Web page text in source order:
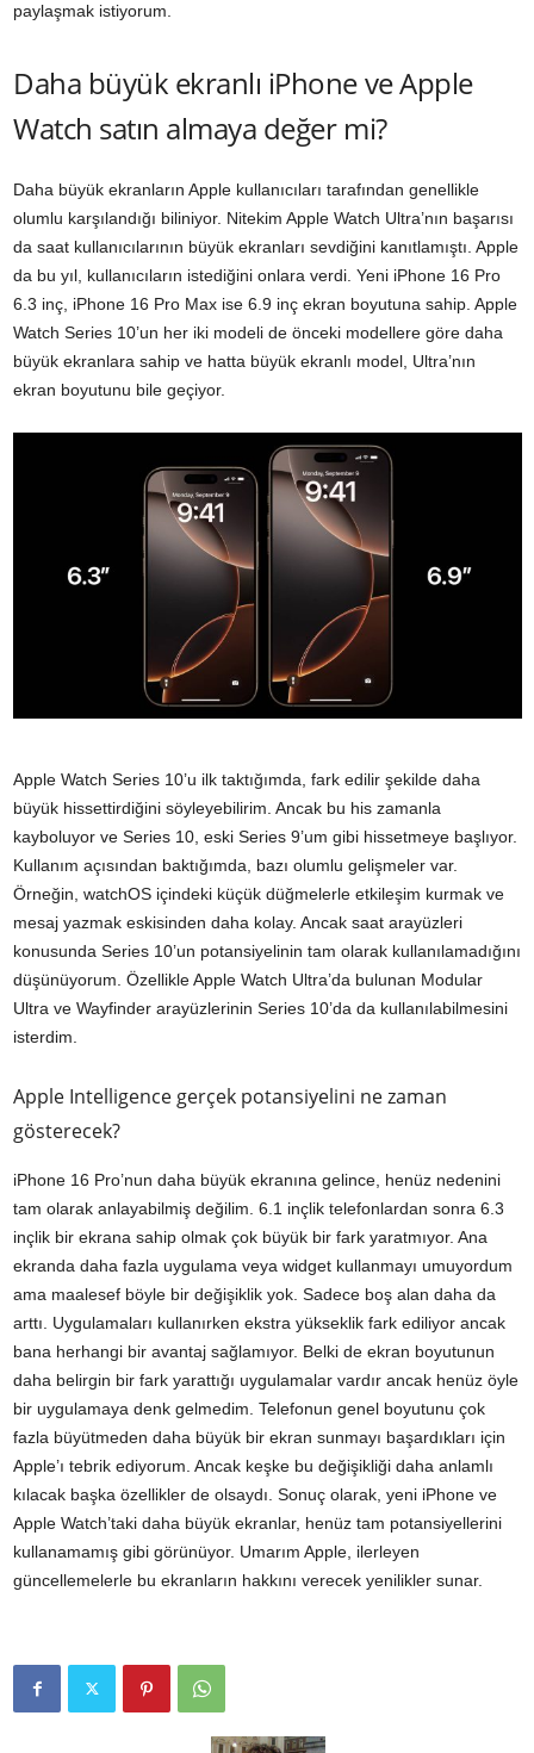
paylaşmak istiyorum.
Daha büyük ekranlı iPhone ve Apple
Watch satın almaya değer mi?
Daha büyük ekranların Apple kullanıcıları tarafından genellikle
olumlu karşılandığı biliniyor. Nitekim Apple Watch Ultra’nın başarısı
da saat kullanıcılarının büyük ekranları sevdiğini kanıtlamıştı. Apple
da bu yıl, kullanıcıların istediğini onlara verdi. Yeni iPhone 16 Pro
6.3 inç, iPhone 16 Pro Max ise 6.9 inç ekran boyutuna sahip. Apple
Watch Series 10’un her iki modeli de önceki modellere göre daha
büyük ekranlara sahip ve hatta büyük ekranlı model, Ultra’nın
ekran boyutunu bile geçiyor.
Apple Watch Series 10’u ilk taktığımda, fark edilir şekilde daha
büyük hissettirdiğini söyleyebilirim. Ancak bu his zamanla
kayboluyor ve Series 10, eski Series 9’um gibi hissetmeye başlıyor.
Kullanım açısından baktığımda, bazı olumlu gelişmeler var.
Örneğin, watchOS içindeki küçük düğmelerle etkileşim kurmak ve
mesaj yazmak eskisinden daha kolay. Ancak saat arayüzleri
konusunda Series 10’un potansiyelinin tam olarak kullanılamadığını
düşünüyorum. Özellikle Apple Watch Ultra’da bulunan Modular
Ultra ve Wayfinder arayüzlerinin Series 10’da da kullanılabilmesini
isterdim.
Apple Intelligence gerçek potansiyelini ne zaman
gösterecek?
iPhone 16 Pro’nun daha büyük ekranına gelince, henüz nedenini
tam olarak anlayabilmiş değilim. 6.1 inçlik telefonlardan sonra 6.3
inçlik bir ekrana sahip olmak çok büyük bir fark yaratmıyor. Ana
ekranda daha fazla uygulama veya widget kullanmayı umuyordum
ama maalesef böyle bir değişiklik yok. Sadece boş alan daha da
arttı. Uygulamaları kullanırken ekstra yükseklik fark ediliyor ancak
bana herhangi bir avantaj sağlamıyor. Belki de ekran boyutunun
daha belirgin bir fark yarattığı uygulamalar vardır ancak henüz öyle
bir uygulamaya denk gelmedim. Telefonun genel boyutunu çok
fazla büyütmeden daha büyük bir ekran sunmayı başardıkları için
Apple’ı tebrik ediyorum. Ancak keşke bu değişikliği daha anlamlı
kılacak başka özellikler de olsaydı. Sonuç olarak, yeni iPhone ve
Apple Watch’taki daha büyük ekranlar, henüz tam potansiyellerini
kullanamamış gibi görünüyor. Umarım Apple, ilerleyen
güncellemelerle bu ekranların hakkını verecek yenilikler sunar.